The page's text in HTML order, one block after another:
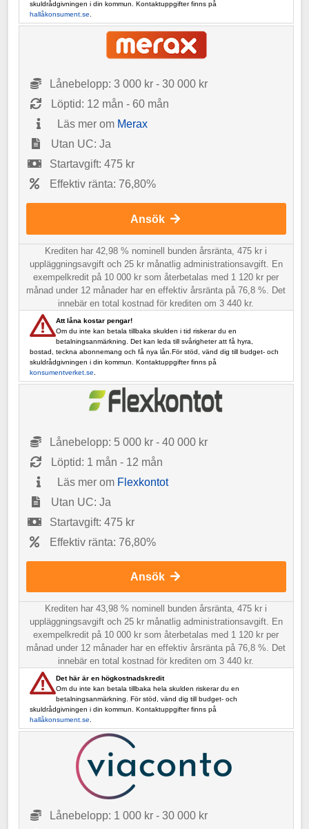
skuldrådgivningen i din kommun. Kontaktuppgifter finns på
hallåkonsument.se
Lånebelopp: 3 000 kr - 30 000 kr
Löptid: 12 mån - 60 mån
Läs mer om Merax
Utan UC: Ja
Startavgift: 475 kr
Effektiv ränta: 76,80%
Ansök
Krediten har 42,98 % nominell bunden årsränta, 475 kr i
uppläggningsavgift och 25 kr månatlig administrationsavgift. En
exempelkredit på 10 000 kr som återbetalas med 1 120 kr per
månad under 12 månader har en effektiv årsränta på 76,8 %. Det
innebär en total kostnad för krediten om 3 440 kr.
Att låna kostar pengar!
Om du inte kan betala tillbaka skulden i tid riskerar du en
betalningsanmärkning. Det kan leda till svårigheter att få hyra,
bostad, teckna abonnemang och få nya lån.För stöd, vänd dig till budget- och
skuldrådgivningen i din kommun. Kontaktuppgifter finns på
konsumentverket.se
Lånebelopp: 5 000 kr - 40 000 kr
Löptid: 1 mån - 12 mån
Läs mer om Flexkontot
Utan UC: Ja
Startavgift: 475 kr
Effektiv ränta: 76,80%
Ansök
Krediten har 43,98 % nominell bunden årsränta, 475 kr i
uppläggningsavgift och 25 kr månatlig administrationsavgift. En
exempelkredit på 10 000 kr som återbetalas med 1 120 kr per
månad under 12 månader har en effektiv årsränta på 76,8 %. Det
innebär en total kostnad för krediten om 3 440 kr.
Det här är en högkostnadskredit
Om du inte kan betala tillbaka hela skulden riskerar du en
betalningsanmärkning. För stöd, vänd dig till budget- och
skuldrådgivningen i din kommun. Kontaktuppgifter finns på
hallåkonsument.se
Lånebelopp: 1 000 kr - 30 000 kr